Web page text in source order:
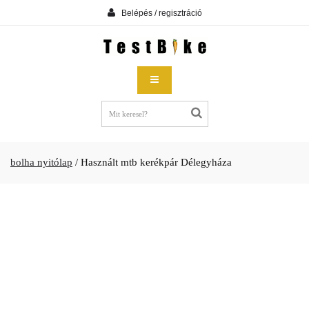
Belépés / regisztráció
bolha nyitólap / Használt mtb kerékpár Délegyháza